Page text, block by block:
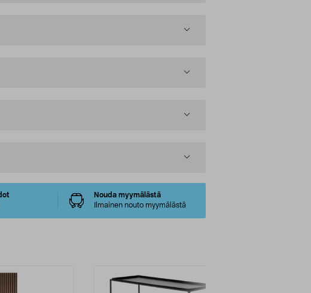
Nouda myymälästä
Ilmainen nouto myymälästä